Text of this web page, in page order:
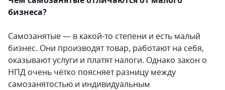
бизнеса?
Самозанятые — в какой-то степени и есть малый
бизнес. Они производят товар, работают на себя,
оказывают услуги и платят налоги. Однако закон о
НПД очень чётко поясняет разницу между
самозанятостью и индивидуальным